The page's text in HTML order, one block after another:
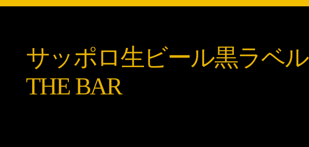
YOSHINOBU」
サッポロ生ビール黒ラベル 『THE STAR JAM』
限定発売
ザ・パーフェクト黒ラベルが飲めるお店
サッポロ生ビール黒ラベル
THE BAR